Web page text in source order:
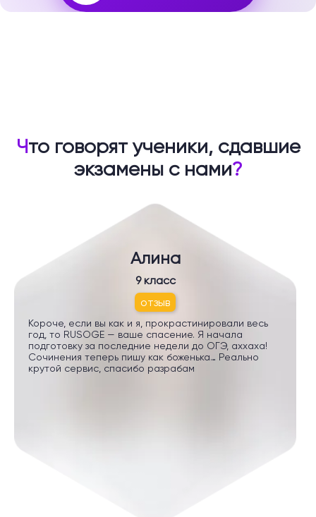
Что говорят ученики, сдавшие
экзамены с нами?
Алина
9 класс
отзыв
Короче, если вы как и я, прокрастинировали весь
год, то RUSOGE — ваше спасение. Я начала
подготовку за последние недели до ОГЭ, аххаха!
Сочинения теперь пишу как боженька… Реально
крутой сервис, спасибо разрабам